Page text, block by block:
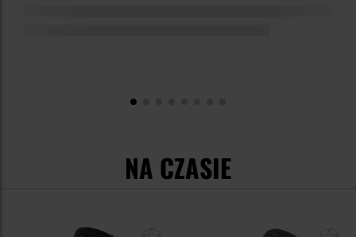
NA CZASIE